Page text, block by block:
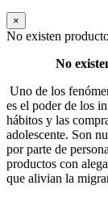
×
No existen
No
Uno de los
es el poder de los
hábitos y las
adolescente. Son
por parte de
productos con
que alivian la